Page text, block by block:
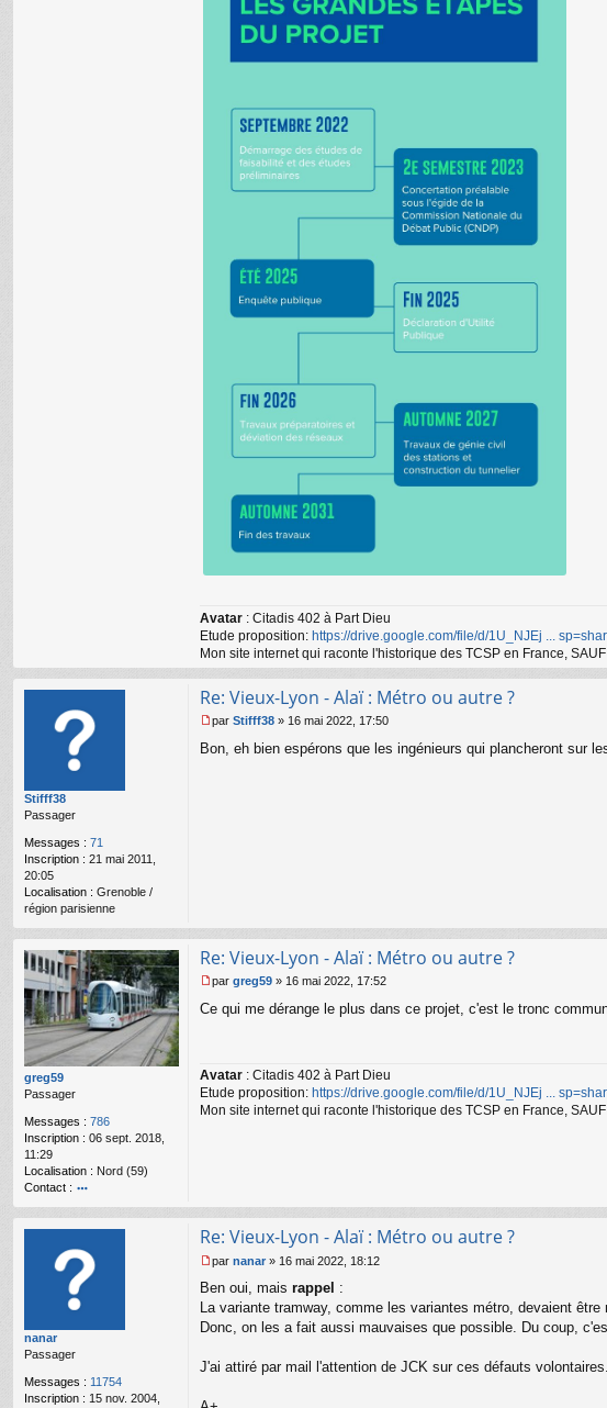
Avatar : Citadis 402 à Part Dieu
Etude proposition: https://drive.google.com/file/d/1U_NJEj ...
Mon site internet qui raconte l'historique des TCSP en France, SAUF
Stifff38
Passager
Messages : 71
Inscription : 21 mai 2011,
20:05
Localisation : Grenoble /
région parisienne
Re: Vieux-Lyon - Alaï : Métro ou autre ?
e
par Stifff38 » 16 mai 2022, 17:50
Bon, eh bien espérons que les ingénieurs qui plancheront sur
greg59
Passager
Messages : 786
Inscription : 06 sept. 2018,
11:29
Localisation : Nord (59)
Contact :
o
nt
te
r
gr
e
Re: Vieux-Lyon - Alaï : Métro ou autre ?
e
g
e
n
par greg59 » 16 mai 2022, 17:52
Ce qui me dérange le plus dans ce projet, c'est le tronc
Avatar : Citadis 402 à Part Dieu
Etude proposition: https://drive.google.com/file/d/1U_NJEj ...
Mon site internet qui raconte l'historique des TCSP en France, SAUF
nanar
Passager
Messages : 11754
Inscription : 15 nov. 2004,
Re: Vieux-Lyon - Alaï : Métro ou autre ?
e
s
s
e
o
par nanar » 16 mai 2022, 18:12
Ben oui, mais rappel :
La variante tramway, comme les variantes métro, devaient
Donc, on les a fait aussi mauvaises que possible. Du coup,
J'ai attiré par mail l'attention de JCK sur ces défauts volontaires.